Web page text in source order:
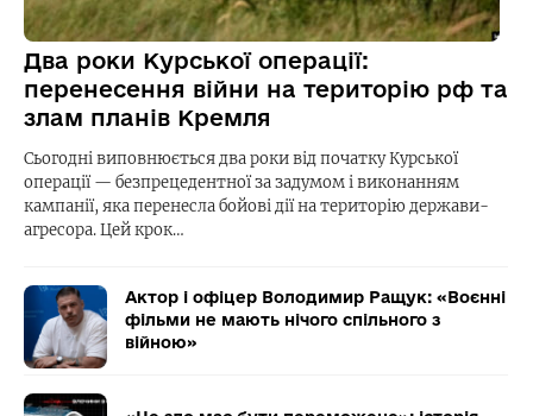
Два роки Курської операції:
перенесення війни на територію рф та
злам планів Кремля
Сьогодні виповнюється два роки від початку Курської
операції — безпрецедентної за задумом і виконанням
кампанії, яка перенесла бойові дії на територію держави-
агресора. Цей крок…
Актор і офіцер Володимир Ращук: «Воєнні
фільми не мають нічого спільного з
війною»